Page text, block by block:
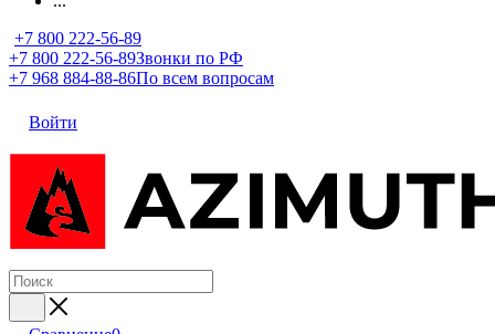
+7 800 222-56-89
+7 800 222-56-89Звонки по РФ
+7 968 884-88-86По всем вопросам
Войти